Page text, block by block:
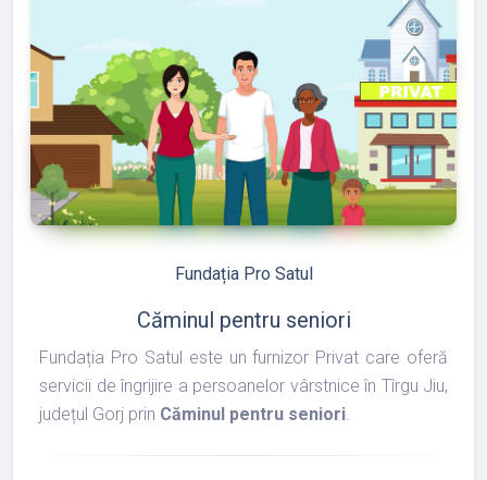
refresh edit
Fundația Pro Satul
Căminul pentru seniori
Fundația Pro Satul este un furnizor Privat care oferă
servicii de îngrijire a persoanelor vârstnice în Tîrgu Jiu,
județul Gorj prin Căminul pentru seniori.